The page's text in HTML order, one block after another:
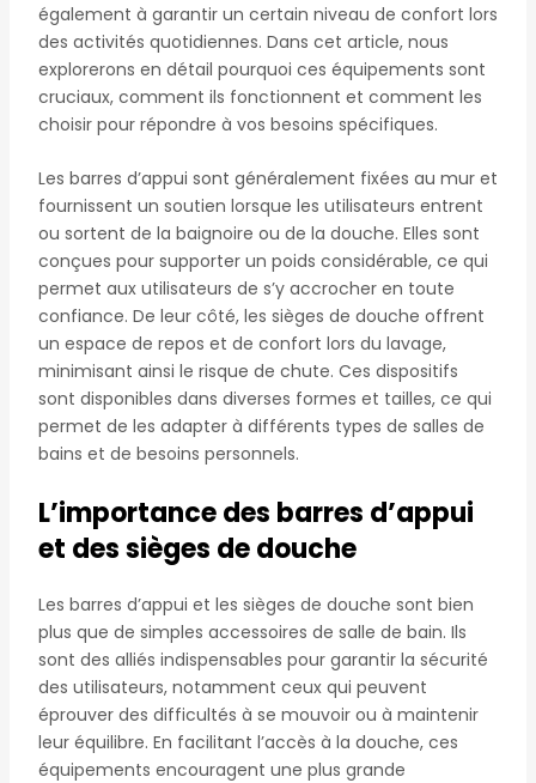
également à garantir un certain niveau de confort lors
des activités quotidiennes. Dans cet article, nous
explorerons en détail pourquoi ces équipements sont
cruciaux, comment ils fonctionnent et comment les
choisir pour répondre à vos besoins spécifiques.
Les barres d’appui sont généralement fixées au mur et
fournissent un soutien lorsque les utilisateurs entrent
ou sortent de la baignoire ou de la douche. Elles sont
conçues pour supporter un poids considérable, ce qui
permet aux utilisateurs de s’y accrocher en toute
confiance. De leur côté, les sièges de douche offrent
un espace de repos et de confort lors du lavage,
minimisant ainsi le risque de chute. Ces dispositifs
sont disponibles dans diverses formes et tailles, ce qui
permet de les adapter à différents types de salles de
bains et de besoins personnels.
L’importance des barres d’appui
et des sièges de douche
Les barres d’appui et les sièges de douche sont bien
plus que de simples accessoires de salle de bain. Ils
sont des alliés indispensables pour garantir la sécurité
des utilisateurs, notamment ceux qui peuvent
éprouver des difficultés à se mouvoir ou à maintenir
leur équilibre. En facilitant l’accès à la douche, ces
équipements encouragent une plus grande